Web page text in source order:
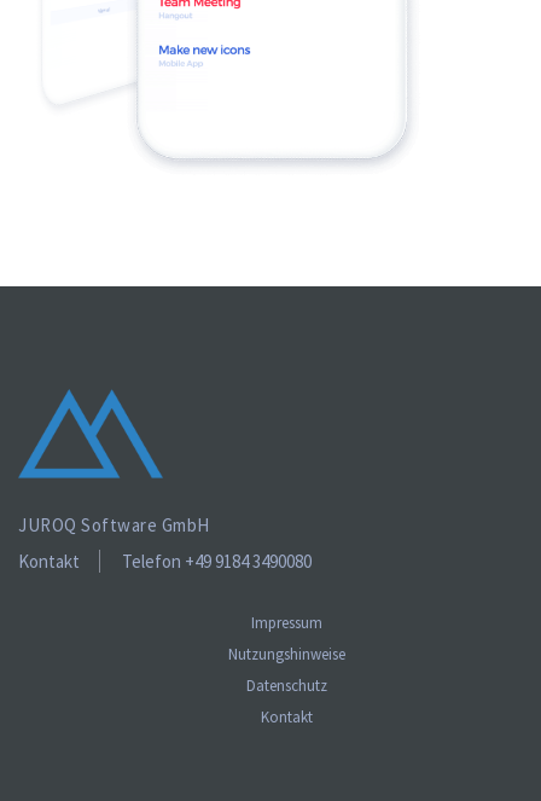
JUROQ Software GmbH
Kontakt
Telefon +49 9184 3490080
Impressum
Nutzungshinweise
Datenschutz
Kontakt